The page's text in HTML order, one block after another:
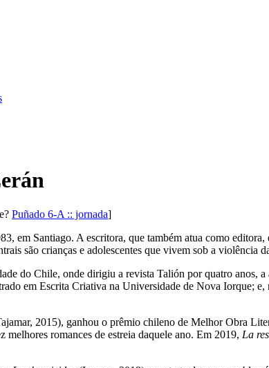
Puñado 6-A :: jornada]
em Santiago. A escritora, que também atua como
são crianças e adolescentes que vivem sob a violência
do Chile, onde dirigiu a revista Talión por quatro anos,
em Escrita Criativa na Universidade de Nova Iorque;
2015), ganhou o prêmio chileno de Melhor Obra
melhores romances de estreia daquele ano. Em 2019, La